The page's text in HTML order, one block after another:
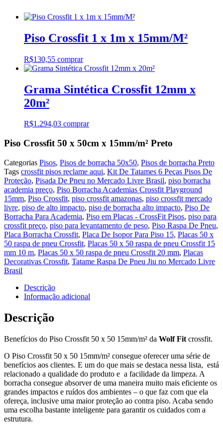
15mm/m²
quantidadePiso Crossfit 1 x 1m x 15mm/M²
R$130,55 comprar
Grama Sintética Crossfit 12mm x
20m²
R$1.294,03 comprar
Piso Crossfit 50 x 50cm x 15mm/m² Preto
Categorias Pisos, Pisos de borracha 50x50, Pisos de borracha Preto
Tags crossfit pisos reclame aqui, Kit De Tatames 6 Peças Pisos De
Proteção, Pisada De Pneu no Mercado Livre Brasil, piso borracha
academia preço, Piso Borracha Academias Crossfit Playground
15mm, Piso Crossfit, piso crossfit amazonas, piso crossfit mercado
livre, piso de alto impacto, piso de borracha alto impacto, Piso De
Borracha Para Academia, Piso em Placas - CrossFit Pisos, piso para
crossfit preço, piso para levantamento de peso, Piso Raspa De Pneu,
Placa Borracha Crossfit, Placa De Isopor Para Piso 15, Placas 50 x
50 raspa de pneu Crossfit, Placas 50 x 50 raspa de pneu Crossfit 15
mm 10 m, Placas 50 x 50 raspa de pneu Crossfit 20 mm, Placas
Decorativas Crossfit, Tatame Raspa De Pneu Jiu no Mercado Livre
Brasil
Descrição
Informação adicional
Descrição
Benefícios do Piso Crossfit 50 x 50 15mm/m² da Wolf Fit crossfit.
O Piso Crossfit 50 x 50 15mm/m² consegue oferecer uma série de
benefícios aos clientes. E um do que mais se destaca nessa lista, está
relacionado a qualidade do produto e a facilidade da limpeza. A
borracha consegue absorver de uma maneira muito mais eficiente os
grandes impactos e ruídos dos ambientes – o que faz com que ela
ofereça, inclusive uma maior proteção ao contra piso. Acaba sendo
uma escolha bastante inteligente para garantir os cuidados com a
estrutura.